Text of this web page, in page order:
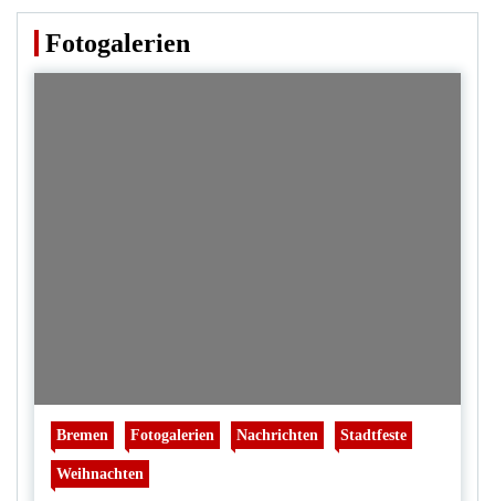
Fotogalerien
Bremen Fotogalerien Nachrichten Stadtfeste
Weihnachten